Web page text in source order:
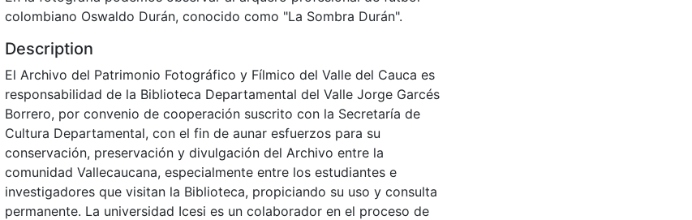
colombiano Oswaldo Durán, conocido como "La Sombra Durán".
Description
El Archivo del Patrimonio Fotográfico y Fílmico del Valle del Cauca es
responsabilidad de la Biblioteca Departamental del Valle Jorge Garcés
Borrero, por convenio de cooperación suscrito con la Secretaría de
Cultura Departamental, con el fin de aunar esfuerzos para su
conservación, preservación y divulgación del Archivo entre la
comunidad Vallecaucana, especialmente entre los estudiantes e
investigadores que visitan la Biblioteca, propiciando su uso y consulta
permanente. La universidad Icesi es un colaborador en el proceso de